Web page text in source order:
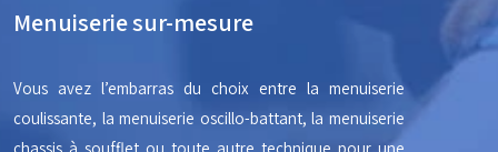
Menuiserie sur-mesure
Vous avez l’embarras du choix entre la menuiserie
coulissante, la menuiserie oscillo-battant, la menuiserie